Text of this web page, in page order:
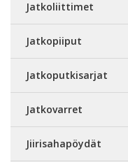
Jatkoliittimet
Jatkopiiput
Jatkoputkisarjat
Jatkovarret
Jiirisahapöydät